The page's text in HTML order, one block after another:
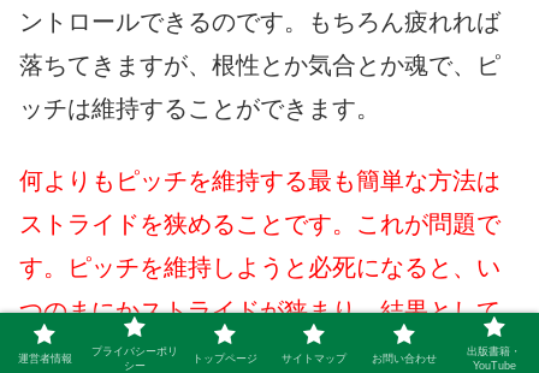
ントロールできるのです。もちろん疲れれば
落ちてきますが、根性とか気合とか魂で、ピ
ッチは維持することができます。
何よりもピッチを維持する最も簡単な方法は
ストライドを狭めることです。これが問題で
す。ピッチを維持しようと必死になると、い
つのまにかストライドが狭まり、結果として
スピードが遅くなっていたりします。
運営者情報
プライバシーポリ
シー
トップページ サイトマップ お問い合わせ
出版書籍・
YouTube